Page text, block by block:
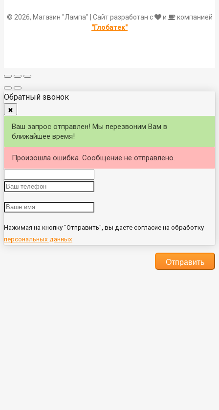
© 2026, Магазин "Лампа" | Сайт разработан с и
компанией
"Глобатек"
Обратный звонок
✖
Ваш запрос отправлен! Мы перезвоним Вам в
ближайшее время!
Произошла ошибка. Сообщение не отправлено.
Нажимая на кнопку "Отправить", вы даете согласие на обработку
персональных данных
Отправить